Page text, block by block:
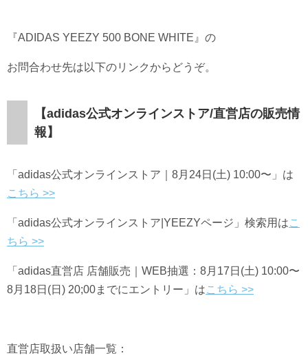
『ADIDAS YEEZY 500 BONE WHITE』の
お問合わせ先は以下のリンクからどうぞ。
【adidas公式オンラインストア/直営店の販売情
報】
「adidas公式オンラインストア｜8月24日(土) 10:00〜」は
こちら >>
「adidas公式オンラインストア|YEEZYページ」検索用はこ
ちら >>
「adidas直営店 店舗販売｜WEB抽選：8月17日(土) 10:00〜
8月18日(日) 20;00までにエントリー」はこちら >>
直営店取扱い店舗一覧：